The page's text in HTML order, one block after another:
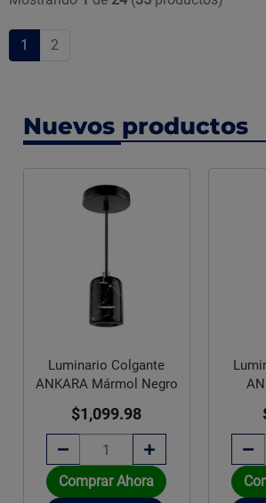
1 2
Nuevos productos
Luminario Colgante
ANKARA ROCK
$877.78
Comprar Ahora